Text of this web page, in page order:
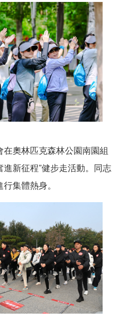
奧林匹克森林公園南園組
新征程”健步走活動。同志
集體熱身。